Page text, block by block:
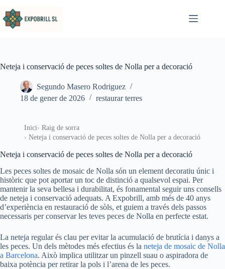
Neteja i conservació de peces soltes de Nolla per a decoració
Segundo Masero Rodriguez
18 de gener de 2026
restaurar terres
Inici
Raig de sorra
Neteja i conservació de peces soltes de Nolla per a decoració
Neteja i conservació de peces soltes de Nolla per a decoració
Les peces soltes de mosaic de Nolla són un element decoratiu únic i
històric que pot aportar un toc de distinció a qualsevol espai. Per
mantenir la seva bellesa i durabilitat, és fonamental seguir uns consells
de neteja i conservació adequats. A Expobrill, amb més de 40 anys
d’experiència en restauració de sòls, et guiem a través dels passos
necessaris per conservar les teves peces de Nolla en perfecte estat.
La neteja regular és clau per evitar la acumulació de brutícia i danys a
les peces. Un dels mètodes més efectius és la neteja de mosaic de Nolla
a Barcelona. Això implica utilitzar un pinzell suau o aspiradora de
baixa potència per retirar la pols i l’arena de les peces.